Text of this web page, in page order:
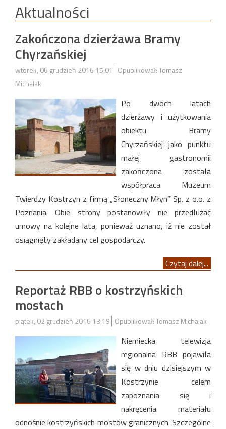
Aktualności
Zakończona dzierżawa Bramy
Chyrzańskiej
wtorek, 06 grudzień 2016 15:01
Opublikował: Tomasz
Michalak
Po dwóch latach
dzierżawy i użytkowania
obiektu Bramy
Chyrzańskiej jako punktu
małej gastronomii
zakończona została
współpraca Muzeum
Twierdzy Kostrzyn z firmą „Słoneczny Młyn” Sp. z o.o. z
Poznania. Obie strony postanowiły nie przedłużać
umowy na kolejne lata, ponieważ uznano, iż nie został
osiągnięty zakładany cel gospodarczy.
Czytaj dalej...
Reportaż RBB o kostrzyńskich
mostach
piątek, 02 grudzień 2016 13:19 Opublikował: Tomasz Michalak
Niemiecka telewizja
regionalna RBB pojawiła
się w dniu dzisiejszym w
Kostrzynie celem
zapoznania się i
nakręcenia materiału
odnośnie kostrzyńskich mostów granicznych. Szczególne